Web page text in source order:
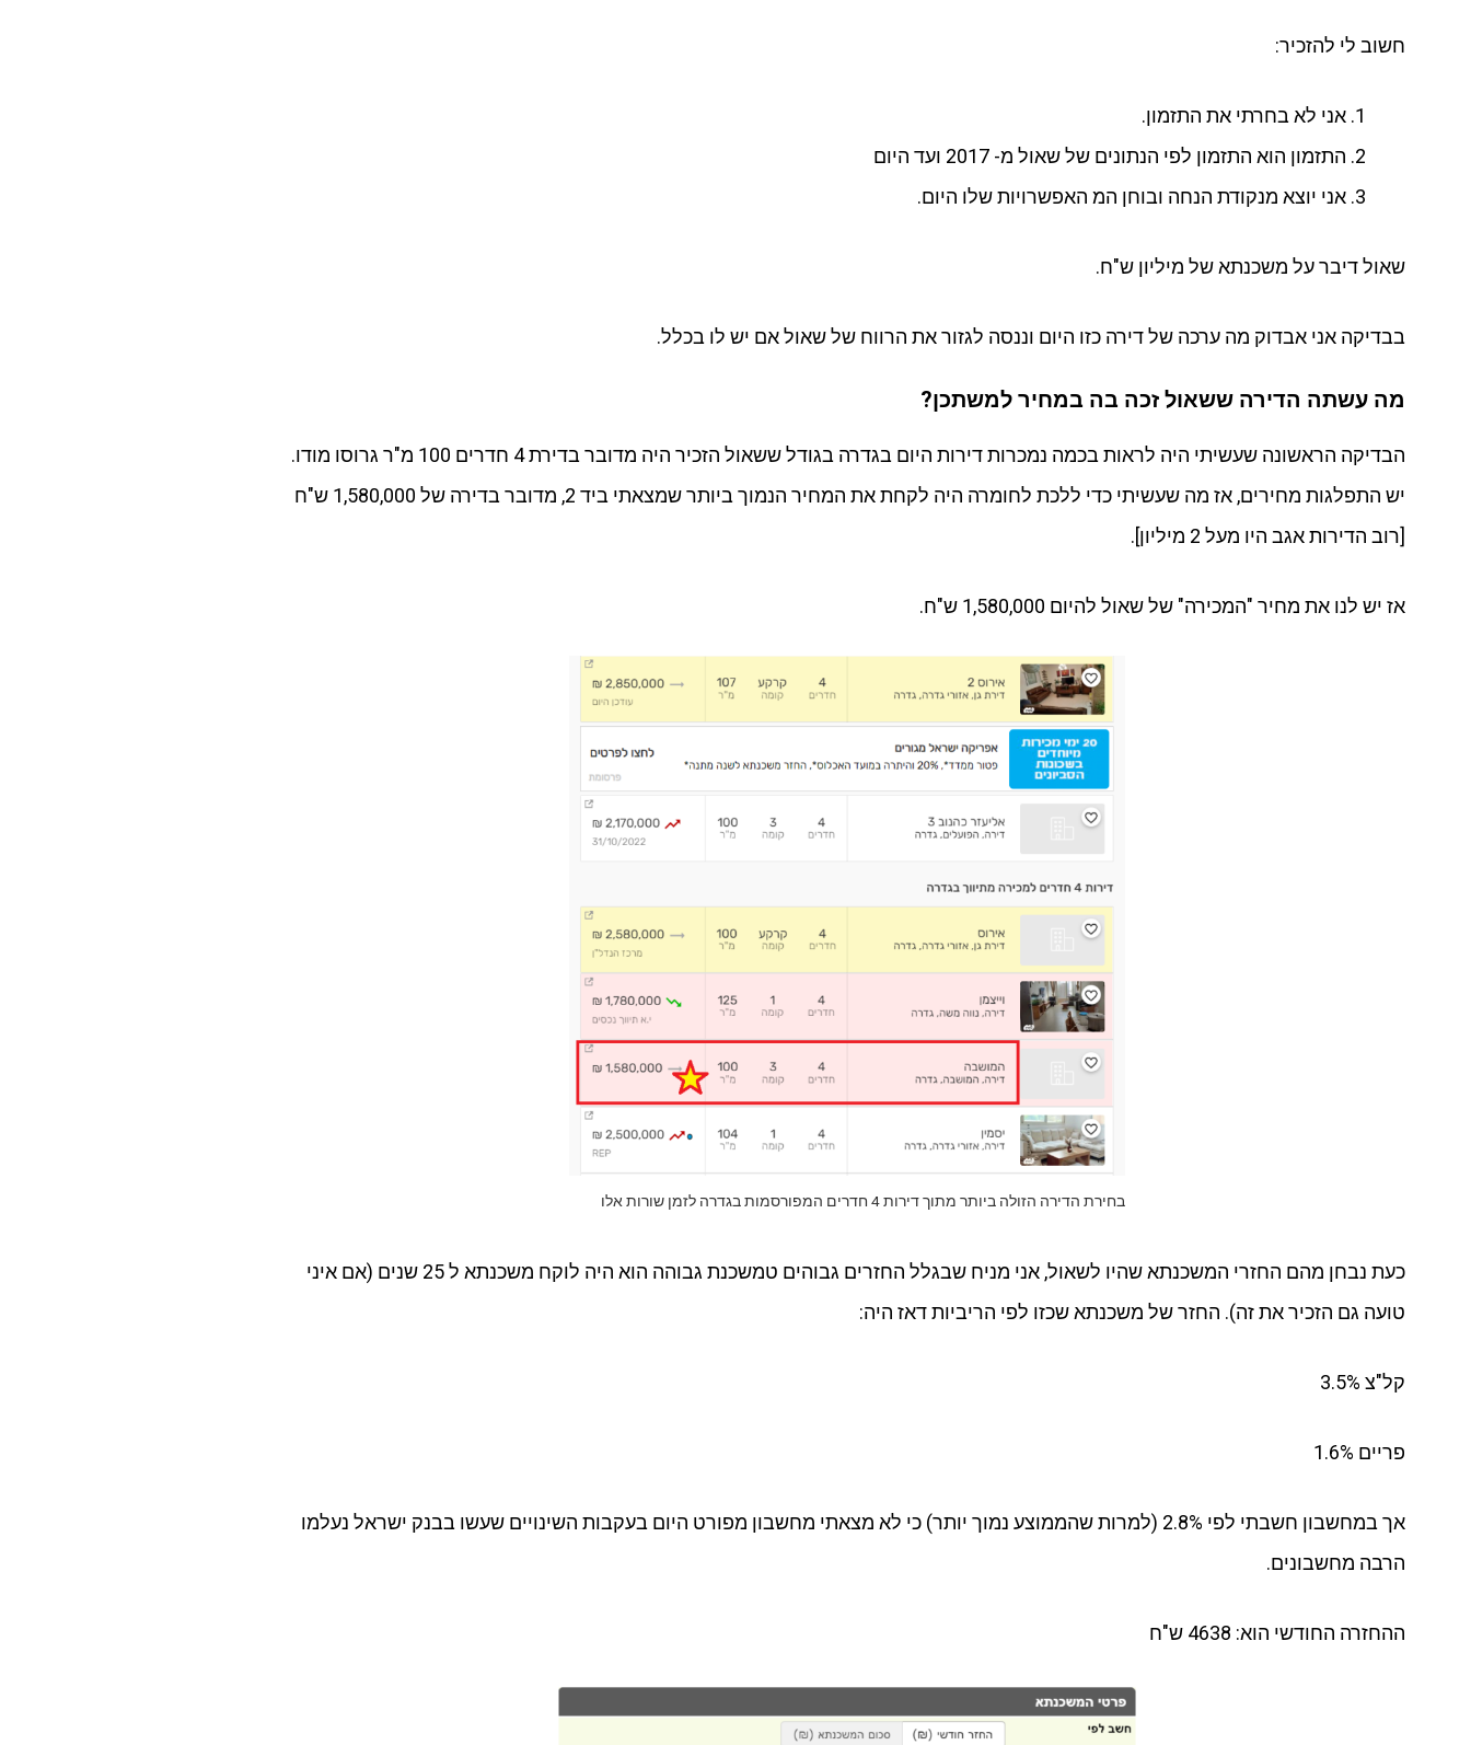
חשוב לי להזכיר:
אני לא בחרתי את התזמון.
התזמון הוא התזמון לפי הנתונים של שאול מ- 2017 ועד היום
אני יוצא מנקודת הנחה ובוחן המ האפשרויות שלו היום.
שאול דיבר על משכנתא של מיליון ש"ח.
בבדיקה אני אבדוק מה ערכה של דירה כזו היום וננסה לגזור את הרווח של שאול אם יש לו בכלל.
מה עשתה הדירה ששאול זכה בה במחיר למשתכן?
הבדיקה הראשונה שעשיתי היה לראות בכמה נמכרות דירות היום בגדרה בגודל ששאול הזכיר היה מדובר בדירת 4 חדרים 100 מ"ר גרוסו מודו.
יש התפלגות מחירים, אז מה שעשיתי כדי ללכת לחומרה היה לקחת את המחיר הנמוך ביותר שמצאתי ביד 2, מדובר בדירה של 1,580,000 ש"ח
[רוב הדירות אגב היו מעל 2 מיליון].
אז יש לנו את מחיר "המכירה" של שאול להיום 1,580,000 ש"ח.
בחירת הדירה הזולה ביותר מתוך דירות 4 חדרים המפורסמות בגדרה לזמן שורות אלו
כעת נבחן מהם החזרי המשכנתא שהיו לשאול, אני מניח שבגלל החזרים גבוהים טמשכנת גבוהה הוא היה לוקח משכנתא ל 25 שנים (אם איני
טועה גם הזכיר את זה). החזר של משכנתא שכזו לפי הריביות דאז היה:
קל"צ 3.5%
פריים 1.6%
אך במחשבון חשבתי לפי 2.8% (למרות שהממוצע נמוך יותר) כי לא מצאתי מחשבון מפורט היום בעקבות השינויים שעשו בבנק ישראל נעלמו
הרבה מחשבונים.
ההחזרה החודשי הוא: 4638 ש"ח